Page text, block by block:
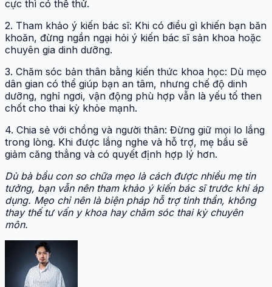
cực thì có thể thử.
2. Tham khảo ý kiến bác sĩ: Khi có điều gì khiến bạn băn
khoăn, đừng ngần ngại hỏi ý kiến bác sĩ sản khoa hoặc
chuyên gia dinh dưỡng.
3. Chăm sóc bản thân bằng kiến thức khoa học: Dù mẹo
dân gian có thể giúp bạn an tâm, nhưng chế độ dinh
dưỡng, nghỉ ngơi, vận động phù hợp vẫn là yếu tố then
chốt cho thai kỳ khỏe mạnh.
4. Chia sẻ với chồng và người thân: Đừng giữ mọi lo lắng
trong lòng. Khi được lắng nghe và hỗ trợ, mẹ bầu sẽ
giảm căng thẳng và có quyết định hợp lý hơn.
Dù bà bầu con so chữa mẹo là cách được nhiều mẹ tin
tưởng, bạn vẫn nên tham khảo ý kiến bác sĩ trước khi áp
dụng. Mẹo chỉ nên là biện pháp hỗ trợ tinh thần, không
thay thế tư vấn y khoa hay chăm sóc thai kỳ chuyên
môn.